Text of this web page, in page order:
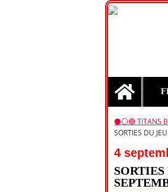
⚫️⚪️🔴 TITANS
SORTIES DU
4